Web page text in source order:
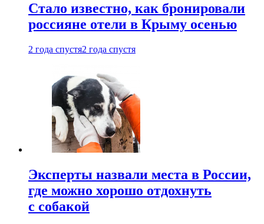
Стало известно, как бронировали
россияне отели в Крыму осенью
2 года спустя2 года спустя
Эксперты назвали места в России,
где можно хорошо отдохнуть
с собакой